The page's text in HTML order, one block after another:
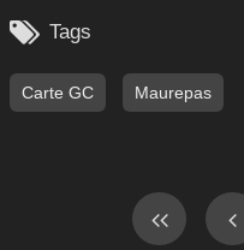
 Tags
Carte GC Maurepas